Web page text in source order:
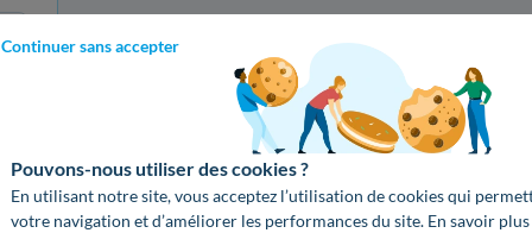
Continuer sans accepter
Pouvons-nous utiliser des cookies ?
En utilisant notre site, vous acceptez l’utilisation de cookies qui
votre navigation et d’améliorer les performances du site. En savoir